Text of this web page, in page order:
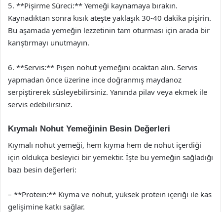
5. **Pişirme Süreci:** Yemeği kaynamaya bırakın.
Kaynadıktan sonra kısık ateşte yaklaşık 30-40 dakika pişirin.
Bu aşamada yemeğin lezzetinin tam oturması için arada bir
karıştırmayı unutmayın.
6. **Servis:** Pişen nohut yemeğini ocaktan alın. Servis
yapmadan önce üzerine ince doğranmış maydanoz
serpiştirerek süsleyebilirsiniz. Yanında pilav veya ekmek ile
servis edebilirsiniz.
Kıymalı Nohut Yemeğinin Besin Değerleri
Kıymalı nohut yemeği, hem kıyma hem de nohut içerdiği
için oldukça besleyici bir yemektir. İşte bu yemeğin sağladığı
bazı besin değerleri:
– **Protein:** Kıyma ve nohut, yüksek protein içeriği ile kas
gelişimine katkı sağlar.